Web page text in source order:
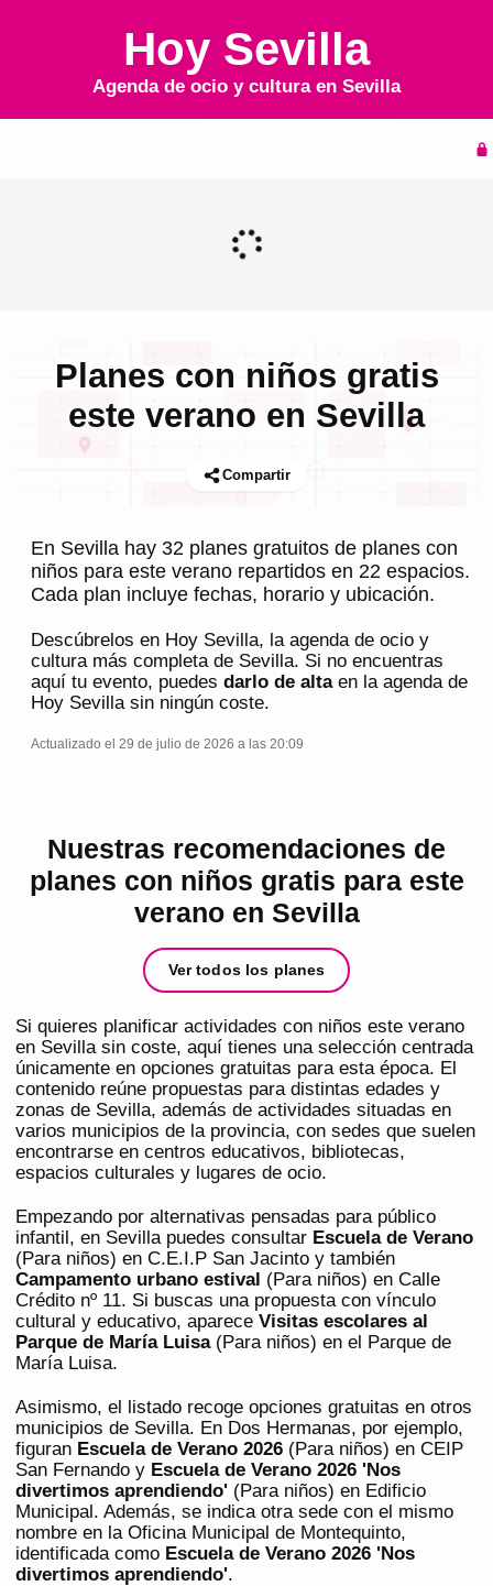
Hoy Sevilla
Agenda de ocio y cultura en Sevilla
Planes con niños gratis
este verano en Sevilla
Compartir
En Sevilla hay 32 planes gratuitos de planes con
niños para este verano repartidos en 22 espacios.
Cada plan incluye fechas, horario y ubicación.
Descúbrelos en Hoy Sevilla, la agenda de ocio y
cultura más completa de Sevilla. Si no encuentras
aquí tu evento, puedes darlo de altaen la agenda de
Hoy Sevillasin ningún coste.
Actualizado el 29 de julio de 2026 a las 20:09
Nuestras recomendaciones de
planes con niños gratis para este
verano en Sevilla
Ver todos los planes
Si quieres planificar actividades con niños este verano
en Sevilla sin coste, aquí tienes una selección centrada
únicamente en opciones gratuitas para esta época. El
contenido reúne propuestas para distintas edades y
zonas de Sevilla, además de actividades situadas en
varios municipios de la provincia, con sedes que suelen
encontrarse en centros educativos, bibliotecas,
espacios culturales y lugares de ocio.
Empezando por alternativas pensadas para público
infantil, en Sevilla puedes consultar Escuela de Verano
(Para niños) en C.E.I.P San Jacinto y también
Campamento urbano estival (Para niños) en Calle
Crédito nº 11. Si buscas una propuesta con vínculo
cultural y educativo, aparece Visitas escolares al
Parque de María Luisa(Para niños) en el Parque de
María Luisa.
Asimismo, el listado recoge opciones gratuitas en otros
municipios de Sevilla. En Dos Hermanas, por ejemplo,
figuran Escuela de Verano 2026 (Para niños) en CEIP
San Fernando y Escuela de Verano 2026 'Nos
divertimos aprendiendo' (Para niños) en Edificio
Municipal. Además, se indica otra sede con el mismo
nombre en la Oficina Municipal de Montequinto,
identificada como Escuela de Verano 2026 'Nos
divertimos aprendiendo'.